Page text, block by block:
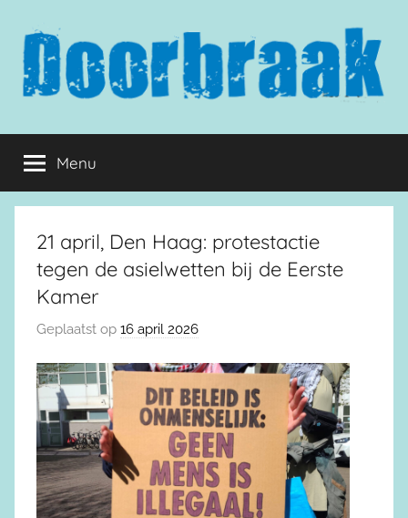
inhoud
springen
Doorbraak.eu
Menu
21 april, Den Haag: protestactie
tegen de asielwetten bij de Eerste
Kamer
Geplaatst op 16 april 2026